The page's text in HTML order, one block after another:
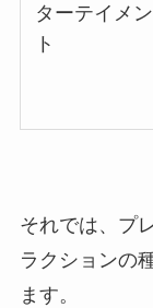
ターテイメン
ト
それでは、プ
ラクションの
ます。